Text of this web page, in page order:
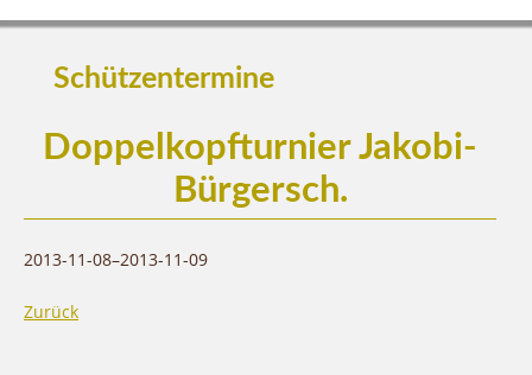
Schützentermine
Doppelkopfturnier Jakobi-
Bürgersch.
2013-11-08–2013-11-09
Zurück